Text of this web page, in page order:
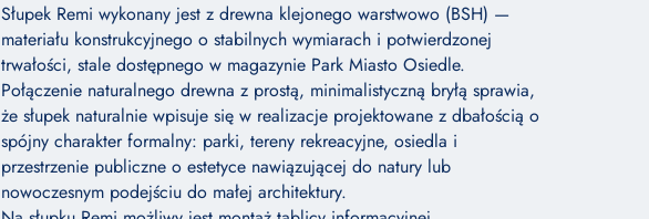
Słupek Remi wykonany jest z drewna klejonego warstwowo (BSH) —
materiału konstrukcyjnego o stabilnych wymiarach i potwierdzonej
trwałości, stale dostępnego w magazynie Park Miasto Osiedle.
Połączenie naturalnego drewna z prostą, minimalistyczną bryłą sprawia,
że słupek naturalnie wpisuje się w realizacje projektowane z dbałością o
spójny charakter formalny: parki, tereny rekreacyjne, osiedla i
przestrzenie publiczne o estetyce nawiązującej do natury lub
nowoczesnym podejściu do małej architektury.